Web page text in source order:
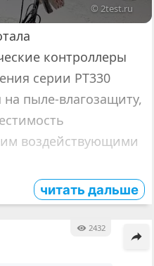
© 2test.ru
контроллеры
серии РТ330
пыле-влагозащиту,
воздействующими
читать дальше
2432